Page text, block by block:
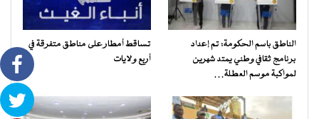
الناطق باسم الحكومة: تم إعداد
برنامج ثقافي وطني يمتد شهرين
لمواكبة موسم العطلة…
تساقط أمطار على مناطق متفرقة في
أربع ولايات